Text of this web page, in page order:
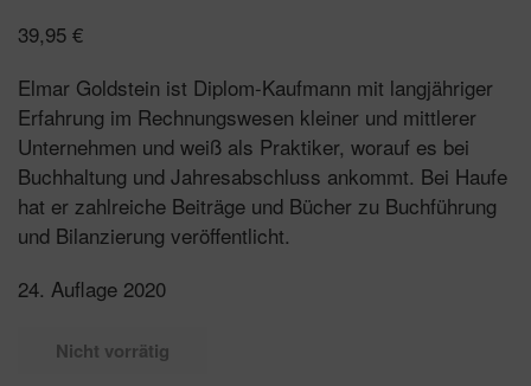
39,95 €
Elmar Goldstein ist Diplom-Kaufmann mit langjähriger
Erfahrung im Rechnungswesen kleiner und mittlerer
Unternehmen und weiß als Praktiker, worauf es bei
Buchhaltung und Jahresabschluss ankommt. Bei Haufe
hat er zahlreiche Beiträge und Bücher zu Buchführung
und Bilanzierung veröffentlicht.
24. Auflage 2020
Nicht vorrätig